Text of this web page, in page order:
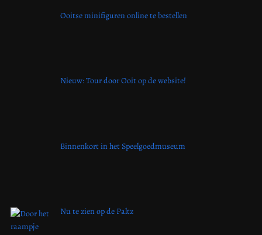
Ooitse minifiguren online te bestellen
Nieuw: Tour door Ooit op de website!
Binnenkort in het Speelgoedmuseum
Nu te zien op de Paltz